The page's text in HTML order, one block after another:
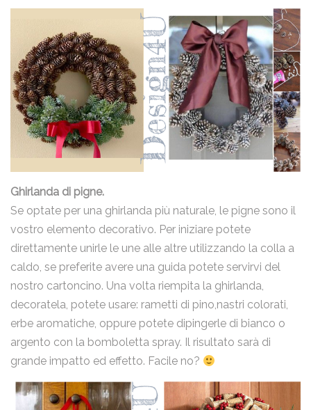
Ghirlanda di pigne.
Se optate per una ghirlanda più naturale, le pigne sono il
vostro elemento decorativo. Per iniziare potete
direttamente unirle le une alle altre utilizzando la colla a
caldo, se preferite avere una guida potete servirvi del
nostro cartoncino. Una volta riempita la ghirlanda,
decoratela, potete usare: rametti di pino,nastri colorati,
erbe aromatiche, oppure potete dipingerle di bianco o
argento con la bomboletta spray. Il risultato sarà di
grande impatto ed effetto. Facile no?